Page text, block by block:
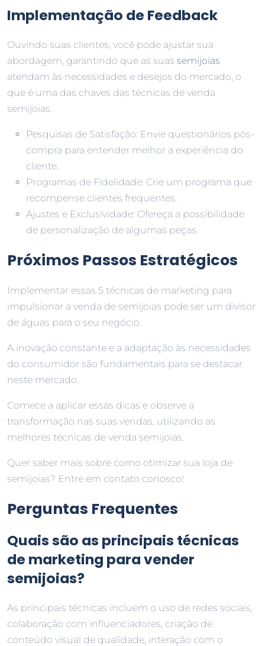
Implementação de Feedback
Ouvindo suas clientes, você pode ajustar sua
abordagem, garantindo que as suas semijoias
atendam às necessidades e desejos do mercado, o
que é uma das chaves das técnicas de venda
semijoias.
Pesquisas de Satisfação: Envie questionários pós-
compra para entender melhor a experiência do
cliente.
Programas de Fidelidade: Crie um programa que
recompense clientes frequentes.
Ajustes e Exclusividade: Ofereça a possibilidade
de personalização de algumas peças.
Próximos Passos Estratégicos
Implementar essas 5 técnicas de marketing para
impulsionar a venda de semijoias pode ser um divisor
de águas para o seu negócio.
A inovação constante e a adaptação às necessidades
do consumidor são fundamentais para se destacar
neste mercado.
Comece a aplicar essas dicas e observe a
transformação nas suas vendas, utilizando as
melhores técnicas de venda semijoias.
Quer saber mais sobre como otimizar sua loja de
semijoias? Entre em contato conosco!
Perguntas Frequentes
Quais são as principais técnicas
de marketing para vender
semijoias?
As principais técnicas incluem o uso de redes sociais,
colaboração com influenciadores, criação de
conteúdo visual de qualidade, interação com o